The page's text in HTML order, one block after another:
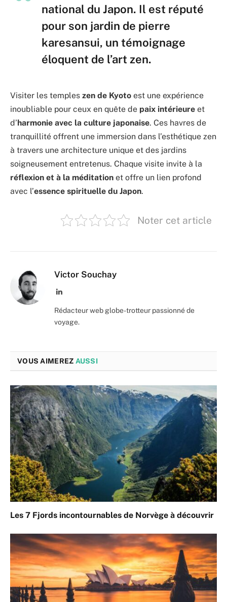
national du Japon. Il est réputé
pour son jardin de pierre
karesansui, un témoignage
éloquent de l’art zen.
Visiter les temples zen de Kyoto est une expérience
inoubliable pour ceux en quête de paix intérieure et
d’harmonie avec la culture japonaise. Ces havres de
tranquillité offrent une immersion dans l’esthétique zen
à travers une architecture unique et des jardins
soigneusement entretenus. Chaque visite invite à la
réflexion et à la méditation et offre un lien profond
avec l’essence spirituelle du Japon.
Noter cet article
Victor Souchay
LinkedIn
Rédacteur web globe-trotteur passionné de
voyage.
VOUS AIMEREZ AUSSI
Les 7 Fjords incontournables de Norvège à découvrir